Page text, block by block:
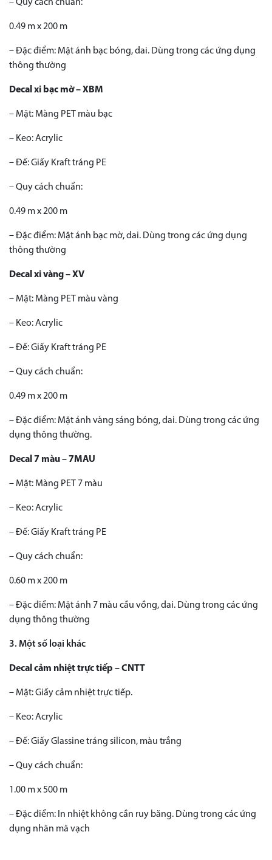
– Quy cách chuẩn:
0.49 m x 200 m
– Đặc điểm: Mặt ánh bạc bóng, dai. Dùng trong các ứng dụng
thông thường
Decal xi bạc mờ – XBM
– Mặt: Màng PET màu bạc
– Keo: Acrylic
– Đế: Giấy Kraft tráng PE
– Quy cách chuẩn:
0.49 m x 200 m
– Đặc điểm: Mặt ánh bạc mờ, dai. Dùng trong các ứng dụng
thông thường
Decal xi vàng – XV
– Mặt: Màng PET màu vàng
– Keo: Acrylic
– Đế: Giấy Kraft tráng PE
– Quy cách chuẩn:
0.49 m x 200 m
– Đặc điểm: Mặt ánh vàng sáng bóng, dai. Dùng trong các ứng
dụng thông thường.
Decal 7 màu – 7MAU
– Mặt: Màng PET 7 màu
– Keo: Acrylic
– Đế: Giấy Kraft tráng PE
– Quy cách chuẩn:
0.60 m x 200 m
– Đặc điểm: Mặt ánh 7 màu cầu vồng, dai. Dùng trong các ứng
dụng thông thường
3. Một số loại khác
Decal cảm nhiệt trực tiếp – CNTT
– Mặt: Giấy cảm nhiệt trực tiếp.
– Keo: Acrylic
– Đế: Giấy Glassine tráng silicon, màu trắng
– Quy cách chuẩn:
1.00 m x 500 m
– Đặc điểm: In nhiệt không cần ruy băng. Dùng trong các ứng
dụng nhãn mã vạch